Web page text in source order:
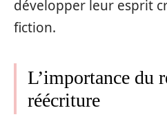
développer leur esprit
fiction.
L’importance du
réécriture